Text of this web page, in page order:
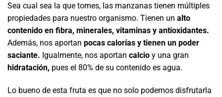
Sea cual sea la que tomes, las manzanas tienen múltiples
propiedades para nuestro organismo. Tienen un alto
contenido en fibra, minerales, vitaminas y antioxidantes.
Además, nos aportan pocas calorías y tienen un poder
saciante. Igualmente, nos aportan calcio y una gran
hidratación, pues el 80% de su contenido es agua.
Lo bueno de esta fruta es que no solo podemos disfrutarla